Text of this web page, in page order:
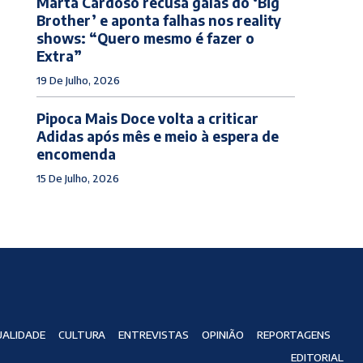
Brother’ e aponta falhas nos reality
shows: “Quero mesmo é fazer o
Extra”
19 De Julho, 2026
Pipoca Mais Doce volta a criticar
Adidas após mês e meio à espera de
encomenda
15 De Julho, 2026
CULTURA ENTREVISTAS OPINIÃO
REPORTAGENS
EDITORIAL